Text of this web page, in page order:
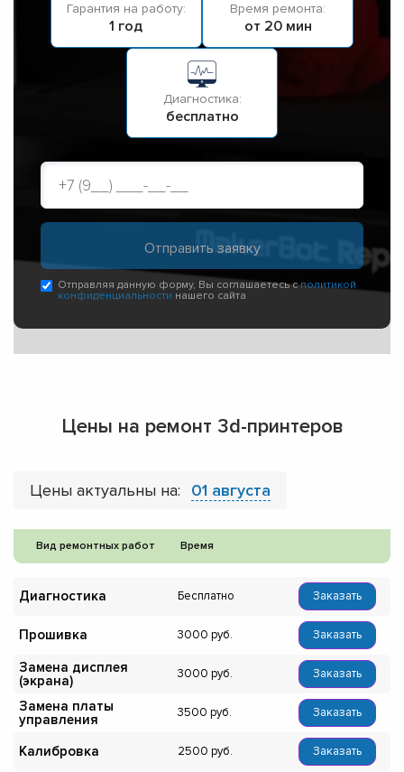
Гарантия на работу:
1 год
Время ремонта:
от 20 мин
Диагностика:
бесплатно
Отправляя данную форму, Вы соглашаетесь сполитикой
конфиденциальности нашего сайта
Цены на ремонт 3d-принтеров
Цены актуальны на: 01 августа
Вид ремонтных работ Время
Диагностика Бесплатно Заказать
Прошивка 3000 Заказать
Замена дисплея
(экрана)
3000 Заказать
Замена платы
управления
3500 Заказать
Калибровка 2500 Заказать